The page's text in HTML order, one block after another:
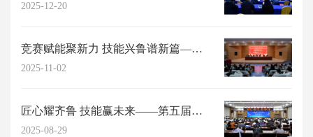
2025-12-20
竞赛赋能聚新力 技能兴鲁谱新篇——第五届山东省职工与职业教育（职业培训师）职...
2025-11-02
匠心耀齐鲁 技能赢未来——第五届山东省职工与职业教育职业技能竞赛复赛圆满结束
2025-08-29